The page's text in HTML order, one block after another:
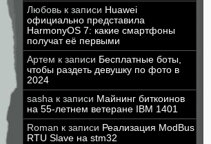
Любовь к записи Huawei
официально представила
HarmonyOS 7: какие смартфоны
получат её первыми
Артем к записи Бесплатные боты,
чтобы раздеть девушку по фото в
2024
sasha к записи Майнинг биткоинов
на 55-летнем ветеране IBM 1401
Roman к записи Реализация ModBus
RTU Slave на stm32